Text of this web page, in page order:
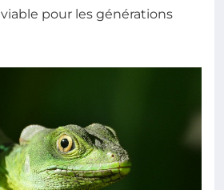
pour les générations